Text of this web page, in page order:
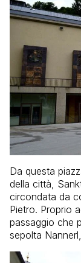
Da questa
della città,
circondata da
Pietro. Proprio
passaggio che
sepolta